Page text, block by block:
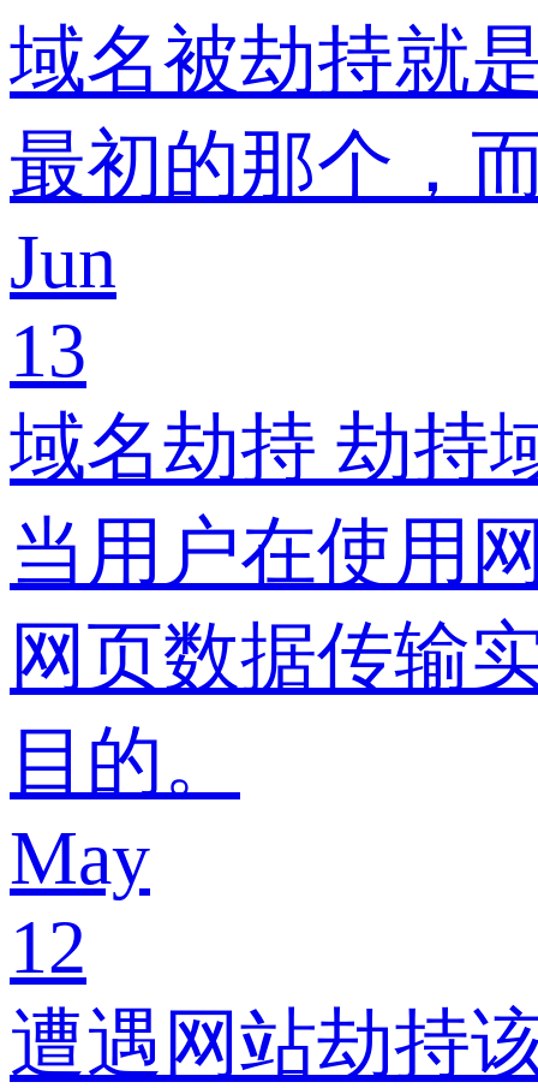
域名被劫持就
最初的那个，
Jun
13
域名劫持 劫持
当用户在使用
网页数据传输
目的。
May
12
遭遇网站劫持